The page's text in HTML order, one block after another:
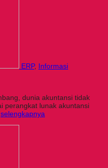
ERP, Informasi
dunia akuntansi tidak
perangkat lunak akuntansi
selengkapnya